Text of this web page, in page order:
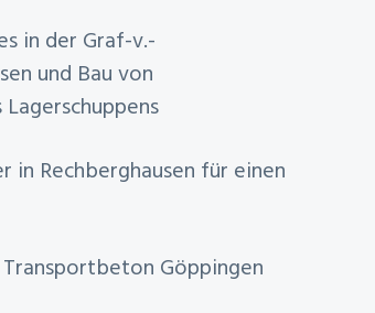
in der Graf-v.-
und Bau von
in Rechberghausen für einen
Göppingen